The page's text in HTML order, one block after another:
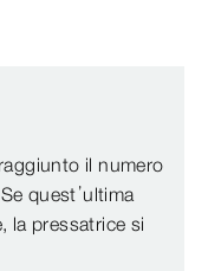
il numero
quest’ultima
la pressatrice si